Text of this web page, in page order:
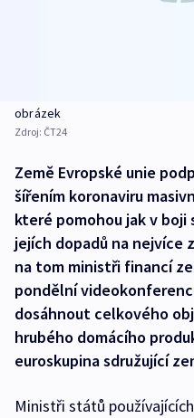
obrázek
Zdroj: ČT24
Země Evropské unie
šířením koronaviru
které pomohou jak v
jejích dopadů na nejvíce
na tom ministři financí
pondělní
dosáhnout celkového
hrubého domácího
euroskupina sdružující
Ministři států